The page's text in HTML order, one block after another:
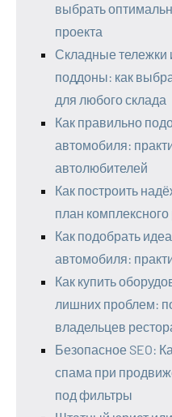
выбрать
проекта
Складные тележки
поддоны: как
для любого склада
Как правильно
автомобиля:
автолюбителей
Как построить
план
Как подобрать
автомобиля:
Как купить
лишних проблем:
владельцев
Безопасное SEO:
спама при
под фильтры